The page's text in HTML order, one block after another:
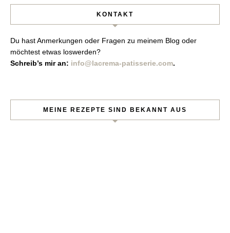
KONTAKT
Du hast Anmerkungen oder Fragen zu meinem Blog oder
möchtest etwas loswerden?
Schreib’s mir an: info@lacrema-patisserie.com.
MEINE REZEPTE SIND BEKANNT AUS